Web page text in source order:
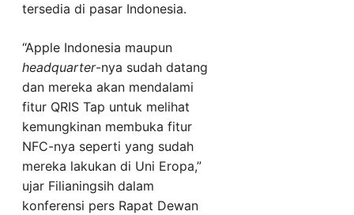
tersedia di pasar Indonesia.
“Apple Indonesia maupun
headquarter-nya sudah datang
dan mereka akan mendalami
fitur QRIS Tap untuk melihat
kemungkinan membuka fitur
NFC-nya seperti yang sudah
mereka lakukan di Uni Eropa,”
ujar Filianingsih dalam
konferensi pers Rapat Dewan